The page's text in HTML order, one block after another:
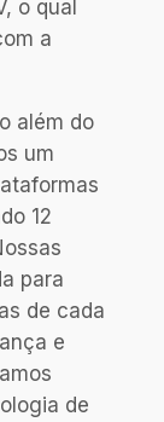
o qual
a
além do
um
12
para
de cada
e
de